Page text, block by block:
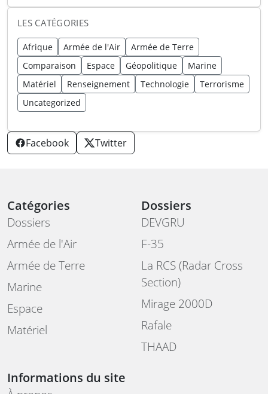
LES CATÉGORIES
Afrique Armée de l'Air
Armée de Terre
Comparaison
Espace Géopolitique
Marine
Matériel
Renseignement Technologie
Terrorisme
Uncategorized
Facebook Twitter
Catégories
Dossiers
Armée de l'Air
Armée de Terre
Marine
Espace
Matériel
Dossiers
DEVGRU
F-35
La RCS (Radar Cross
Section)
Mirage 2000D
Rafale
THAAD
Informations du site